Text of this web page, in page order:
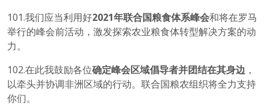
101.我们应当利用好2021年联合国粮食体系峰会和将在罗马
举行的峰会前活动，激发探索农业粮食体转型解决方案的动
力。
102.在此我鼓励各位确定峰会区域倡导者并团结在其身边 ，
以牵头并协调非洲区域的行动。联合国粮农组织将全力支持
你们。